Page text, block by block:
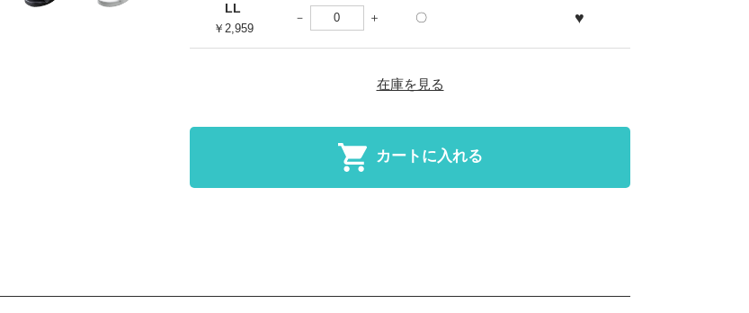
LL
￥2,959
〇 ♥
在庫を見る
カートに入れる